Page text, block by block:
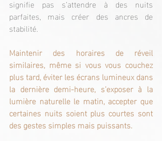
signifie pas s’attendre à des nuits
parfaites, mais créer des ancres de
stabilité.
Maintenir des horaires de réveil
similaires, même si vous vous couchez
plus tard, éviter les écrans lumineux dans
la dernière demi-heure, s’exposer à la
lumière naturelle le matin, accepter que
certaines nuits soient plus courtes sont
des gestes simples mais puissants.